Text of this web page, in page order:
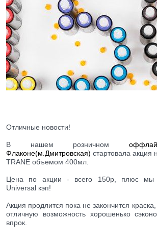
Отличные новости!
В нашем розничном
Флаконе(м.Дмитровская) стартовала акция
TRANE объемом 400мл.
Цена по акции - всего 150р, плюс мы
Universal кэп!
Акция продлится пока не закончится краска,
отличную возможность хорошенько
впрок.